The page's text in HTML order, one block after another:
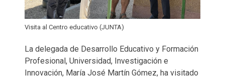
Visita al Centro educativo (JUNTA)
La delegada de Desarrollo Educativo y Formación
Profesional, Universidad, Investigación e
Innovación, María José Martín Gómez, ha visitado